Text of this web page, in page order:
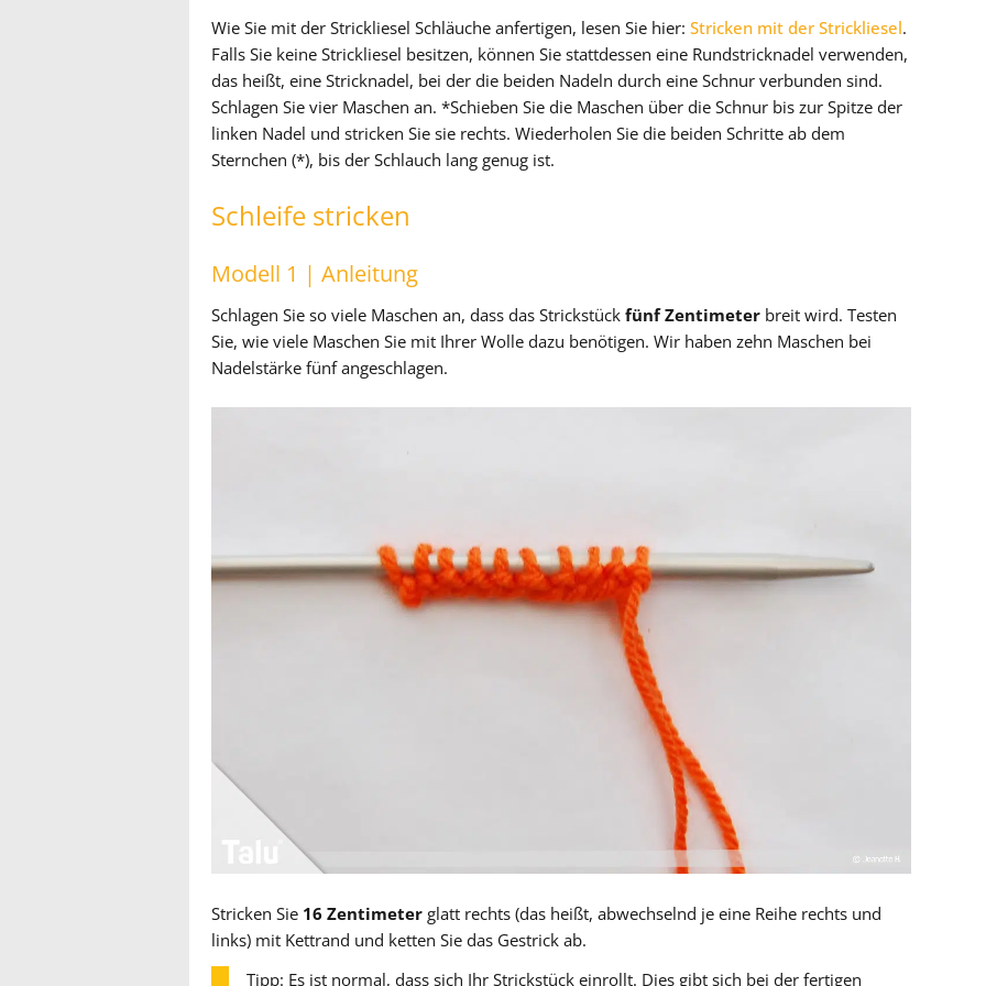
Wie Sie mit der Strickliesel Schläuche anfertigen, lesen Sie hier: Stricken mit der Strickliesel.
Falls Sie keine Strickliesel besitzen, können Sie stattdessen eine Rundstricknadel verwenden,
das heißt, eine Stricknadel, bei der die beiden Nadeln durch eine Schnur verbunden sind.
Schlagen Sie vier Maschen an. *Schieben Sie die Maschen über die Schnur bis zur Spitze der
linken Nadel und stricken Sie sie rechts. Wiederholen Sie die beiden Schritte ab dem
Sternchen (*), bis der Schlauch lang genug ist.
Schleife stricken
Modell 1 | Anleitung
Schlagen Sie so viele Maschen an, dass das Strickstück fünf Zentimeter breit wird. Testen
Sie, wie viele Maschen Sie mit Ihrer Wolle dazu benötigen. Wir haben zehn Maschen bei
Nadelstärke fünf angeschlagen.
Stricken Sie 16 Zentimeter glatt rechts (das heißt, abwechselnd je eine Reihe rechts und
links) mit Kettrand und ketten Sie das Gestrick ab.
Tipp: Es ist normal, dass sich Ihr Strickstück einrollt. Dies gibt sich bei der fertigen